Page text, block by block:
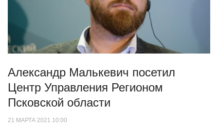
Александр Малькевич посетил
Центр Управления Регионом
Псковской области
21 МАРТА 2021 10:00